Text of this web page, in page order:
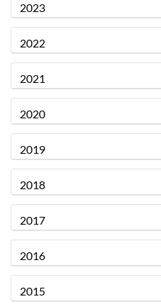
2023
2022
2021
2020
2019
2018
2017
2016
2015